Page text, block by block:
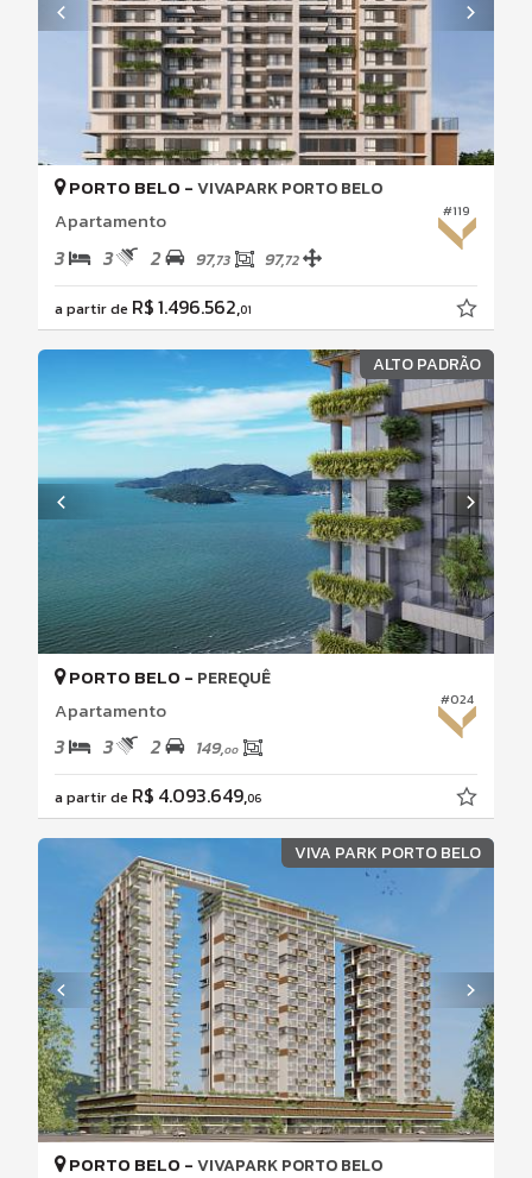
#119
PORTO BELO -VIVAPARK PORTO BELO
Apartamento
3 3 2 97,73 97,72
a partir de R$ 1.496.562,01
ALTO PADRÃO
#024
PORTO BELO - PEREQUÊ
Apartamento
3 3 2 149,00
a partir de R$ 4.093.649,06
VIVA PARK PORTO BELO
PORTO BELO -VIVAPARK PORTO BELO